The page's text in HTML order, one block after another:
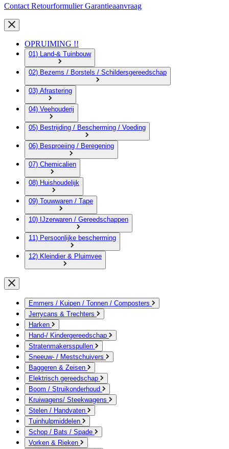
Contact RetourformulierGarantieaanvraag
OPRUIMING !!
01) Land-& Tuinbouw
02) Bezems / Borstels / Schildersgereedschap
03) Afrastering
04) Veehouderij
05) Bestrijding / Bescherming / Voeding
06) Besproeiing / Beregening
07) Chemicalien
08) Huishoudelijk
09) Touwwaren / Tape
10) IJzerwaren / Gereedschappen
11) Persoonlijke bescherming
12) Kleindier & Pluimvee
Emmers / Kuipen / Tonnen / Composters
Jerrycans & Trechters
Harken
Hand-/ Kindergereedschap
Stratenmakersspullen
Sneeuw- / Mestschuivers
Baggeren & Zeisen
Elektrisch gereedschap
Boom / Struikonderhoud
Kruiwagens/ Steekwagens
Stelen / Handvaten
Tuinhulpmiddelen
Schop / Bats / Spade
Vorken & Rieken